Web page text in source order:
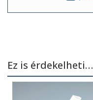
Ez is érdekelheti…